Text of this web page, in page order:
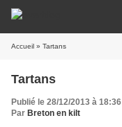
Accueil » Tartans
Tartans
Publié le 28/12/2013 à 18:36
Par Breton en kilt